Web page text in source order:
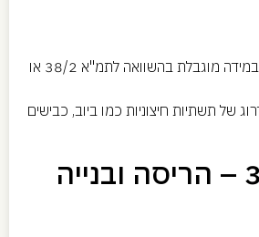
1. ערך הנכס עולה, אך במידה מוגבלת בהשוואה לתמ"א 38/2 או
של תשתיות חיצוניות כמו ביוב, כבישים
תמ"א 38/2 – הריסה ובנייה